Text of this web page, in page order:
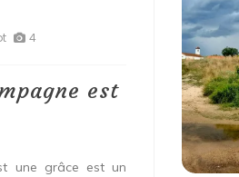
4
est
une grâce est un